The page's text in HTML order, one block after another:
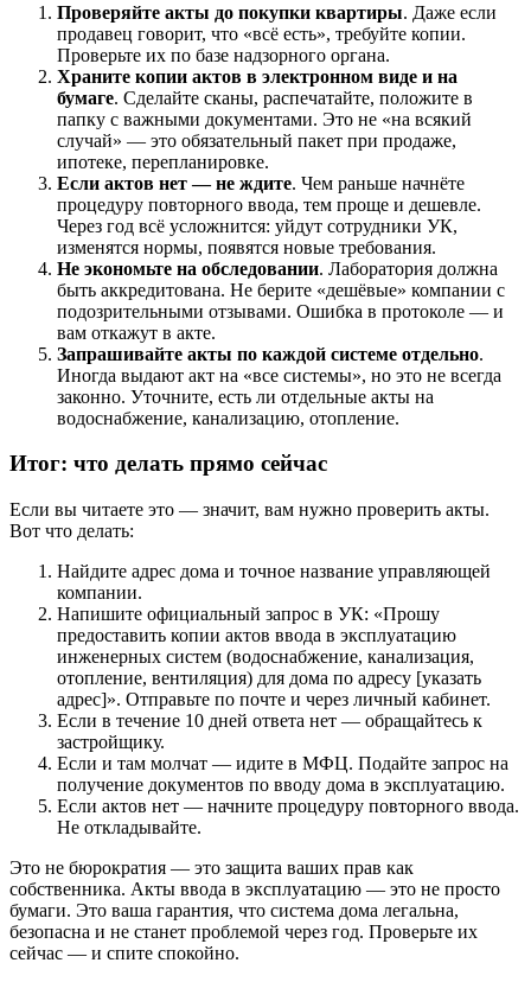
Проверяйте акты до покупки квартиры. Даже если
продавец говорит, что «всё есть», требуйте копии.
Проверьте их по базе надзорного органа.
Храните копии актов в электронном виде и на
бумаге. Сделайте сканы, распечатайте, положите в
папку с важными документами. Это не «на всякий
случай» — это обязательный пакет при продаже,
ипотеке, перепланировке.
Если актов нет — не ждите. Чем раньше начнёте
процедуру повторного ввода, тем проще и дешевле.
Через год всё усложнится: уйдут сотрудники УК,
изменятся нормы, появятся новые требования.
Не экономьте на обследовании. Лаборатория должна
быть аккредитована. Не берите «дешёвые» компании с
подозрительными отзывами. Ошибка в протоколе — и
вам откажут в акте.
Запрашивайте акты по каждой системе отдельно.
Иногда выдают акт на «все системы», но это не всегда
законно. Уточните, есть ли отдельные акты на
водоснабжение, канализацию, отопление.
Итог: что делать прямо сейчас
Если вы читаете это — значит, вам нужно проверить акты.
Вот что делать:
Найдите адрес дома и точное название управляющей
компании.
Напишите официальный запрос в УК: «Прошу
предоставить копии актов ввода в эксплуатацию
инженерных систем (водоснабжение, канализация,
отопление, вентиляция) для дома по адресу [указать
адрес]». Отправьте по почте и через личный кабинет.
Если в течение 10 дней ответа нет — обращайтесь к
застройщику.
Если и там молчат — идите в МФЦ. Подайте запрос на
получение документов по вводу дома в эксплуатацию.
Если актов нет — начните процедуру повторного ввода.
Не откладывайте.
Это не бюрократия — это защита ваших прав как
собственника. Акты ввода в эксплуатацию — это не просто
бумаги. Это ваша гарантия, что система дома легальна,
безопасна и не станет проблемой через год. Проверьте их
сейчас — и спите спокойно.